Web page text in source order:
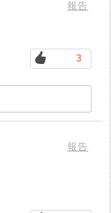
報告
3
報告